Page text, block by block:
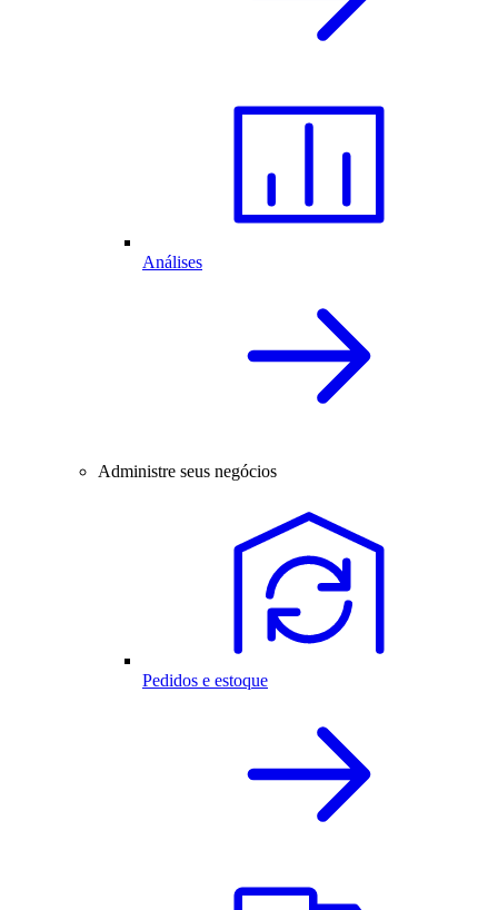
Análises
Administre seus negócios
Pedidos e estoque